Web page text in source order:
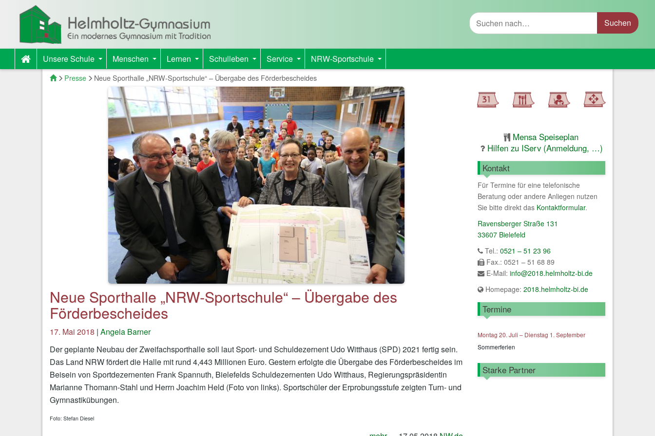
Suche
+
Unsere Schule
+
Menschen
+
Lernen
+
Schulleben
+
Service
+
NRW-Sportschule
Startseite
Presse Neue Sporthalle „NRW-Sportschule“ – Übergabe des Förderbescheides
Neue Sporthalle „NRW-Sportschule“ – Übergabe des
Förderbescheides
17. Mai 2018 | Angela Barner
Der geplante Neubau der Zweifachsporthalle soll laut Sport- und Schuldezernent Udo Witthaus (SPD) 2021 fertig sein.
Das Land NRW fördert die Halle mit rund 4,443 Millionen Euro. Gestern erfolgte die Übergabe des Förderbescheides im
Beisein von Sportdezernenten Frank Spannuth, Bielefelds Schuldezernenten Udo Witthaus, Regierungspräsidentin
Marianne Thomann-Stahl und Herrn Joachim Held (Foto von links). Sportschüler der Erprobungsstufe zeigten Turn- und
Gymnastikübungen.
Foto: Stefan Diesel
Mensa Speiseplan
Hilfen zu IServ (Anmeldung, …)
Kontakt
Für Termine für eine telefonische
Beratung oder andere Anliegen nutzen
Sie bitte direkt das Kontaktformular.
Ravensberger Straße 131
33607 Bielefeld
Tel.: 0521 – 51 23 96
Fax.: 0521 – 51 68 89
E-Mail: info@2018.helmholtz-bi.de
Homepage: 2018.helmholtz-bi.de
Termine
Montag 20. Juli – Dienstag 1. September
Sommerferien
Starke Partner